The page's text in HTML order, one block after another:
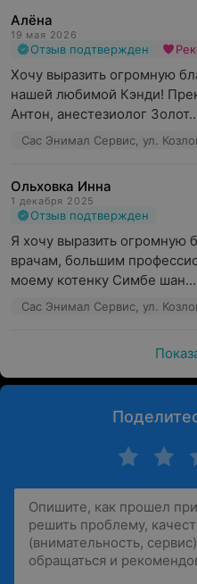
Алёна
19 мая 2026
Отзыв подтвержден
Хочу выразить огромную
нашей любимой Кэнди!
Антон, анестезиолог
Сас Энимал Сервис, ул.
Ольховка Инна
1 декабря 2025
Отзыв подтвержден
Я хочу выразить огромную
врачам, большим
моему котенку Симбе шан...
Сас Энимал Сервис, ул.